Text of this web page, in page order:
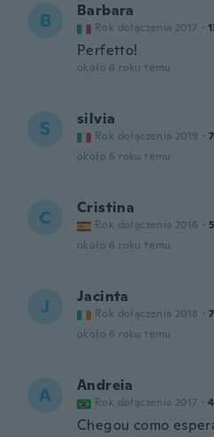
B Barbara
Rok dołączenia 2017 ·
Perfetto!
około 6 roku temu
S silvia
Rok dołączenia 2019 · 7
około 6 roku temu
C Cristina
Rok dołączenia 2016 ·
około 6 roku temu
J Jacinta
Rok dołączenia 2018 ·
około 6 roku temu
A Andreia
Rok dołączenia 2017 ·
Chegou como